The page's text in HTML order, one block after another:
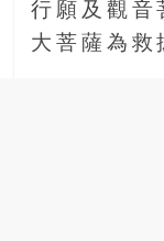
行願及觀音
大菩薩為救